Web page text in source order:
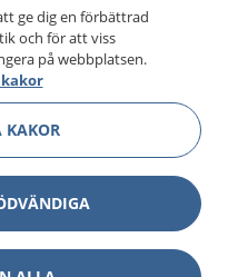
ge dig en förbättrad
och för att viss
på webbplatsen.
KAKOR